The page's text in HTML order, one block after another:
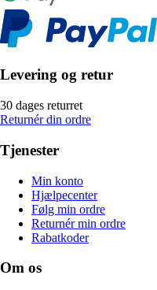
Levering og retur
30 dages returret
Returnér din ordre
Tjenester
Min konto
Hjælpecenter
Følg min ordre
Returnér min ordre
Rabatkoder
Om os